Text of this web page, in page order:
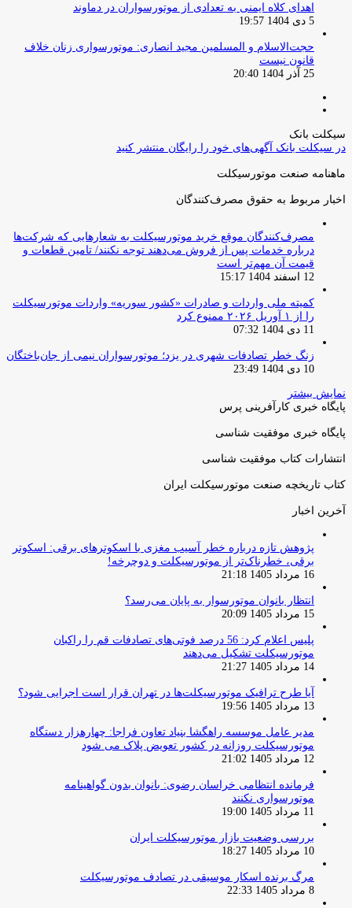
اهدای کلاه ایمنی به تعدادی از موتورسواران در دماوند
5 دی 1404 19:57
حجت‌الاسلام و المسلمین مجید انصاری: موتورسواری زنان خلاف
قانون نیست
25 آذر 1404 20:40
سیکلت بانک
در سیکلت بانک آگهی‌های خود را رایگان منتشر کنید
ماهنامه صنعت موتورسیکلت
اخبار مربوط به حقوق مصرف‌کنندگان
مصرف‌کنندگان موقع خرید موتورسیکلت به شعارهایی که شرکت‌ها
درباره خدمات پس از فروش می‌دهند توجه نکنند/ تامین قطعات و
قیمت آن مهم‌تر است
12 اسفند 1404 15:17
کمیته ملی واردات و صادرات «کشور سوریه» واردات موتورسیکلت
را از ۱ آوریل ۲۰۲۶ ممنوع کرد
11 دی 1404 07:32
زنگ خطر تصادفات شهری در یزد؛ موتورسواران نیمی از جان‌باختگان
10 دی 1404 23:49
نمایش بیشتر
پایگاه خبری کارآفرینی پرس
پایگاه خبری موفقیت شناسی
انتشارات کتاب موفقیت شناسی
کتاب تاریخچه صنعت موتورسیکلت ایران
آخرین اخبار
پژوهش تازه درباره خطر آسیب مغزی با اسکوترهای برقی: اسکوتر
برقی، خطرناک‌تر از موتورسیکلت و دوچرخه!
16 مرداد 1405 21:18
انتظار بانوان موتورسوار به پایان می‌رسد؟
15 مرداد 1405 20:09
پلیس اعلام کرد: 56 درصد فوتی‌های تصادفات قم را راکبان
موتورسیکلت تشکیل می‌دهند
14 مرداد 1405 21:27
آیا طرح ترافیک موتورسیکلت‌ها در تهران قرار است اجرایی شود؟
13 مرداد 1405 19:56
مدیر عامل موسسه راهگشا بنیاد تعاون فراجا: چهارهزار دستگاه
موتورسیکلت روزانه در کشور تعویض پلاک می شود
12 مرداد 1405 21:02
فرمانده انتظامی خراسان رضوی: بانوان بدون گواهینامه
موتورسواری نکنند
11 مرداد 1405 19:00
بررسی وضعیت بازار موتورسیکلت ایران
10 مرداد 1405 18:27
مرگ برنده اسکار موسیقی در تصادف موتورسیکلت
8 مرداد 1405 22:33